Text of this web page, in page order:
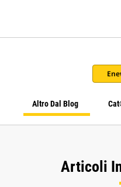
Altro Dal Blog
Articoli